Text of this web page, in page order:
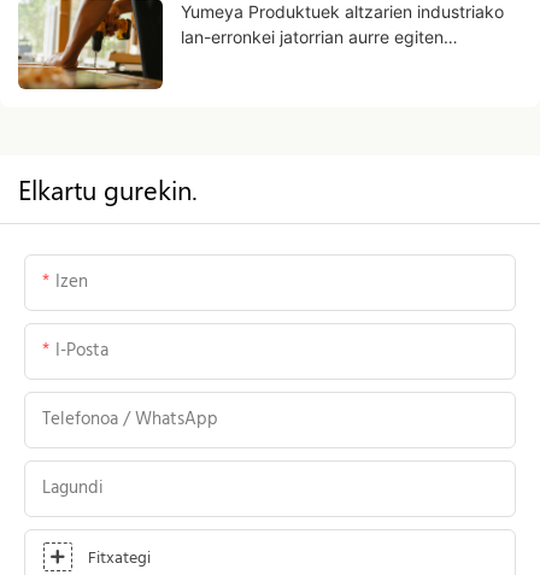
Yumeya Produktuek altzarien industriako
lan-erronkei jatorrian aurre egiten
Elkartu gurekin.
Izen
I-Posta
Telefonoa / WhatsApp
Lagundi
Fitxategi